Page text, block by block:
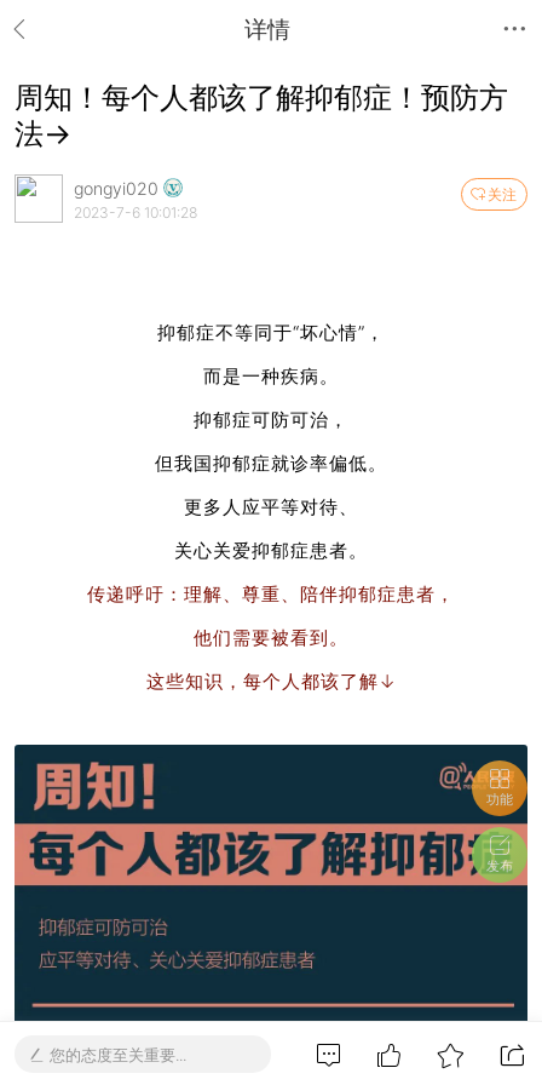
详情
周知！每个人都该了解抑郁症！预防方
法→
关注
gongyi020
2023-7-6 10:01:28
抑郁症不等同于“坏心情”，
而是一种疾病。
抑郁症可防可治，
但我国抑郁症就诊率偏低。
更多人应平等对待、
关心关爱抑郁症患者。
传递呼吁：理解、尊重、陪伴抑郁症患者，
他们需要被看到。
这些知识，每个人都该了解↓
您的态度至关重要...
功能
发布